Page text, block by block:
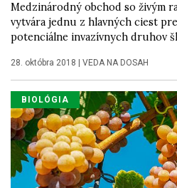
Medzinárodný obchod so živým
vytvára jednu z hlavných ciest
potenciálne invazívnych druhov
28. októbra 2018 VEDA NA DOSAH
BIOLÓGIA